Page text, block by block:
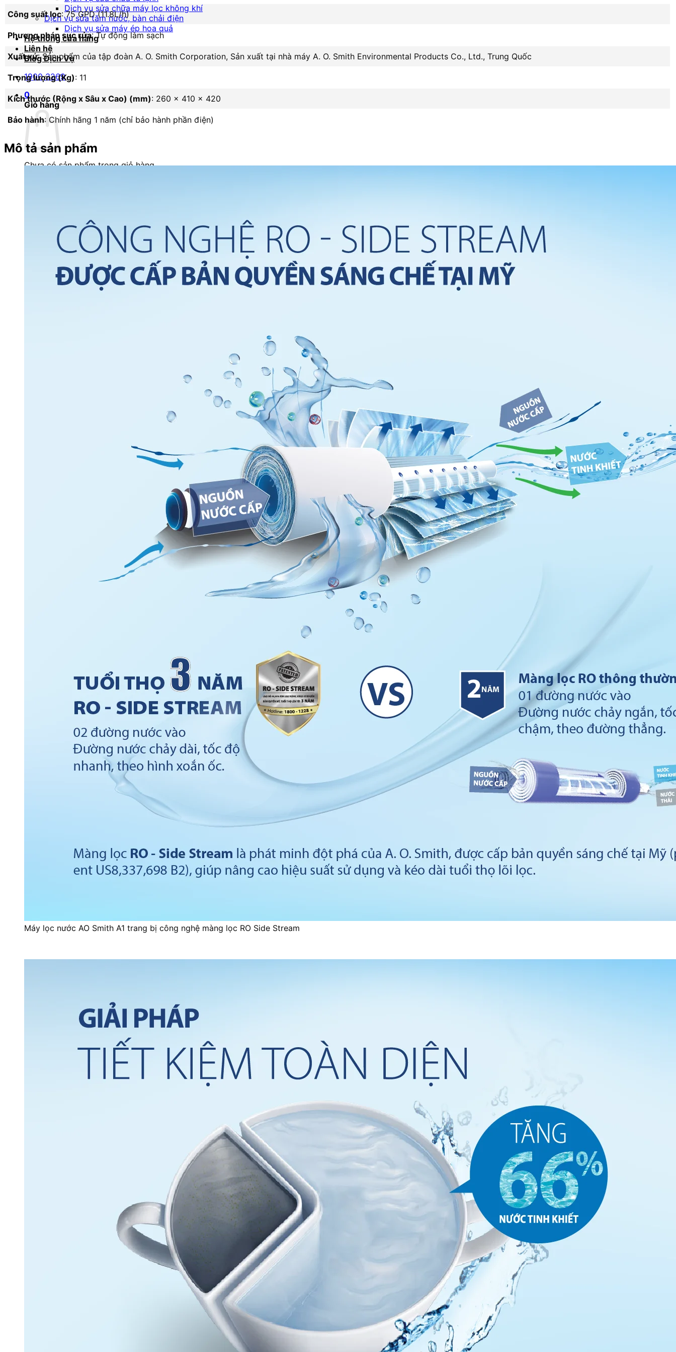
Dịch vụ sửa chữa máy lọc không khí
Dịch vụ sửa tăm nước, bàn chải điện
Dịch vụ sửa máy ép hoa quả
Hệ thống cửa hàng
Liên hệ
Blog Dịch Vụ
1900 3269
0
Giỏ hàng
Chưa có sản phẩm trong giỏ hàng.
Công suất lọc: 75 GPD (11.8L/h)
Phương pháp sục rửa: Tự động làm sạch
Xuất xứ: Sản phẩm của tập đoàn A. O. Smith Corporation, Sản xuất tại nhà máy A. O. Smith Environmental Products Co., Ltd., Trung Quốc
Trọng lượng (Kg): 11
Kích thước (Rộng x Sâu x Cao) (mm): 260 x 410 x 420
Bảo hành: Chính hãng 1 năm (chỉ bảo hành phần điện)
Mô tả sản phẩm
Máy lọc nước AO Smith A1 trang bị công nghệ màng lọc RO Side Stream